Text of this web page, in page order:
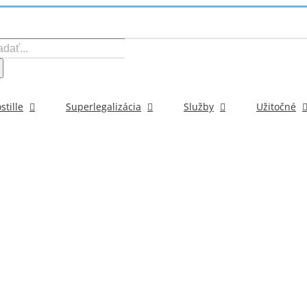
Superlegalizácia Služby Užitočné